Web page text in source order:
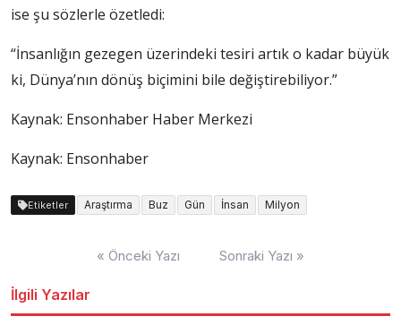
ise şu sözlerle özetledi:
“İnsanlığın gezegen üzerindeki tesiri artık o kadar büyük
ki, Dünya’nın dönüş biçimini bile değiştirebiliyor.”
Kaynak: Ensonhaber Haber Merkezi
Kaynak: Ensonhaber
Etiketler Araştırma Buz Gün İnsan Milyon
« Önceki Yazı Sonraki Yazı »
İlgili Yazılar